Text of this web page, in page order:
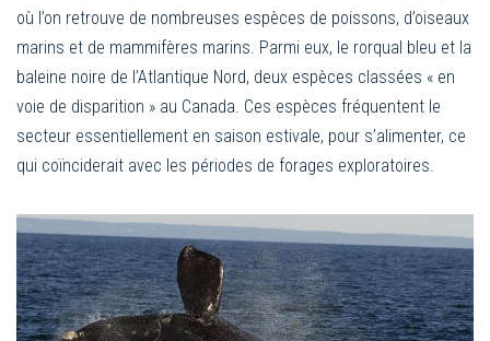
où l’on retrouve de nombreuses espèces de poissons, d’oiseaux
marins et de mammifères marins. Parmi eux, le rorqual bleu et la
baleine noire de l’Atlantique Nord, deux espèces classées « en
voie de disparition » au Canada. Ces espèces fréquentent le
secteur essentiellement en saison estivale, pour s’alimenter, ce
qui coïnciderait avec les périodes de forages exploratoires.